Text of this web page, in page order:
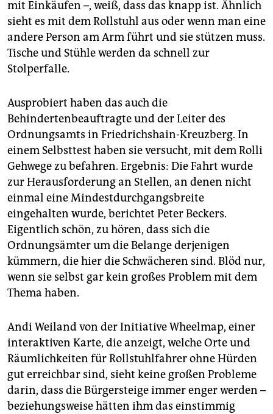
mit Einkäufen –, weiß, dass das knapp ist. Ähnlich
sieht es mit dem Rollstuhl aus oder wenn man eine
andere Person am Arm führt und sie stützen muss.
Tische und Stühle werden da schnell zur
Stolperfalle.
Ausprobiert haben das auch die
Behindertenbeauftragte und der Leiter des
Ordnungsamts in Friedrichshain-Kreuzberg. In
einem Selbsttest haben sie versucht, mit dem Rolli
Gehwege zu befahren. Ergebnis: Die Fahrt wurde
zur Herausforderung an Stellen, an denen nicht
einmal eine Mindestdurchgangsbreite
eingehalten wurde, berichtet Peter Beckers.
Eigentlich schön, zu hören, dass sich die
Ordnungsämter um die Belange derjenigen
kümmern, die hier die Schwächeren sind. Blöd nur,
wenn sie selbst gar kein großes Problem mit dem
Thema haben.
Andi Weiland von der Initiative Wheelmap, einer
interaktiven Karte, die anzeigt, welche Orte und
Räumlichkeiten für Rollstuhlfahrer ohne Hürden
gut erreichbar sind, sieht keine großen Probleme
darin, dass die Bürgersteige immer enger werden –
beziehungsweise hätten ihm das einstimmig